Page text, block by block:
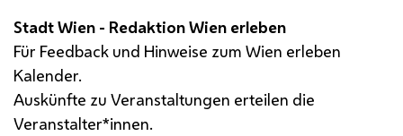
Stadt Wien - Redaktion Wien erleben
Für Feedback und Hinweise zum Wien erleben
Kalender.
Auskünfte zu Veranstaltungen erteilen die
Veranstalter*innen.